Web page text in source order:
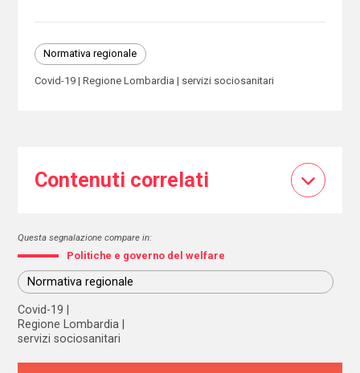
Normativa regionale
Covid-19 Regione Lombardia servizi sociosanitari
Contenuti correlati
Questa segnalazione compare in:
Politiche e governo del welfare
Normativa regionale
Covid-19
Regione Lombardia
servizi sociosanitari